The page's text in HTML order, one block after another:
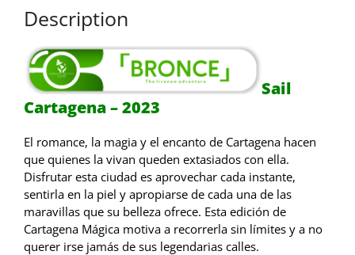
Description
Sail
Cartagena – 2023
El romance, la magia y el encanto de Cartagena hacen
que quienes la vivan queden extasiados con ella.
Disfrutar esta ciudad es aprovechar cada instante,
sentirla en la piel y apropiarse de cada una de las
maravillas que su belleza ofrece. Esta edición de
Cartagena Mágica motiva a recorrerla sin límites y a no
querer irse jamás de sus legendarias calles.